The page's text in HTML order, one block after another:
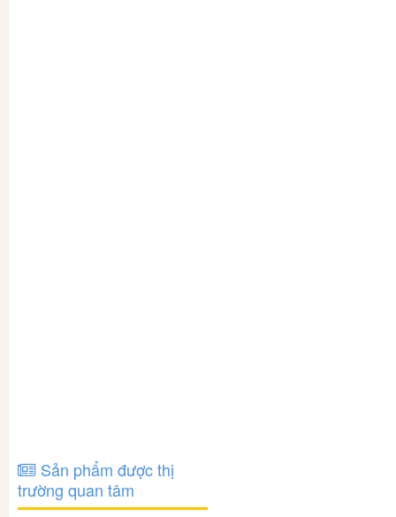
Sản phẩm được thị
trường quan tâm